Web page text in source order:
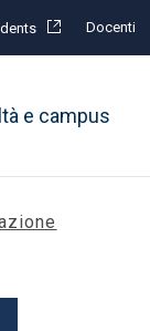
Docenti
e campus